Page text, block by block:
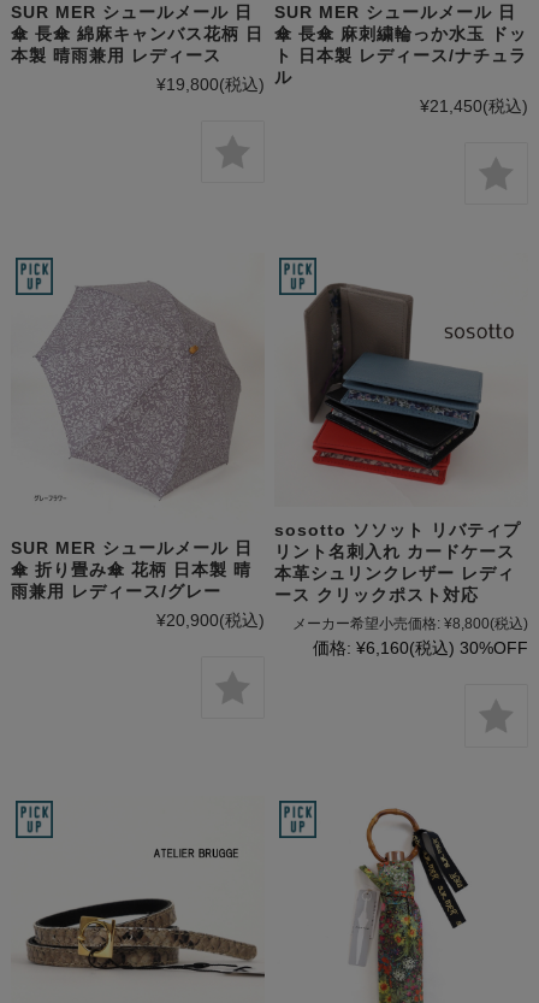
SUR MER シュールメール 日
傘 長傘 綿麻キャンバス花柄 日
本製 晴雨兼用 レディース
¥19,800(税込)
SUR MER シュールメール 日
傘 長傘 麻刺繍輪っか水玉 ドッ
ト 日本製 レディース/ナチュラ
ル
¥21,450(税込)
SUR MER シュールメール 日
傘 折り畳み傘 花柄 日本製 晴
雨兼用 レディース/グレー
¥20,900(税込)
sosotto ソソット リバティプ
リント名刺入れ カードケース
本革シュリンクレザー レディ
ース クリックポスト対応
メーカー希望小売価格: ¥8,800(税込)
価格: ¥6,160(税込) 30%OFF